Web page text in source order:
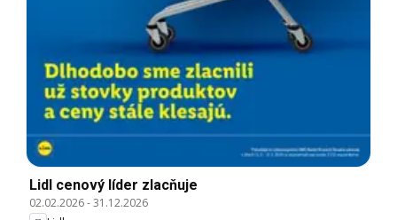
Lidl cenový líder zlacňuje
02.02.2026-31.12.2026